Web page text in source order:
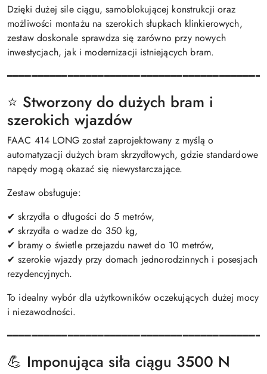
Dzięki dużej sile ciągu, samoblokującej konstrukcji oraz
możliwości montażu na szerokich słupkach klinkierowych,
zestaw doskonale sprawdza się zarówno przy nowych
inwestycjach, jak i modernizacji istniejących bram.
⭐ Stworzony do dużych bram i
szerokich wjazdów
FAAC 414 LONG został zaprojektowany z myślą o
automatyzacji dużych bram skrzydłowych, gdzie standardowe
napędy mogą okazać się niewystarczające.
Zestaw obsługuje:
✔ skrzydła o długości do 5 metrów,
✔ skrzydła o wadze do 350 kg,
✔ bramy o świetle przejazdu nawet do 10 metrów,
✔ szerokie wjazdy przy domach jednorodzinnych i posesjach
rezydencyjnych.
To idealny wybór dla użytkowników oczekujących dużej mocy
i niezawodności.
💪 Imponująca siła ciągu 3500 N